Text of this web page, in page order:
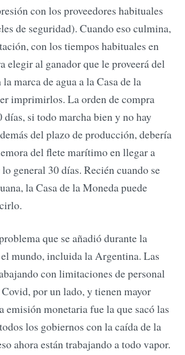
con los proveedores habituales
de seguridad). Cuando eso culmina,
con los tiempos habituales en
elegir al ganador que le proveerá del
marca de agua a la Casa de la
imprimirlos. La orden de compra
si todo marcha bien y no hay
del plazo de producción, debería
del flete marítimo en llegar a
general 30 días. Recién cuando se
la Casa de la Moneda puede
que se añadió durante la
mundo, incluida la Argentina. Las
con limitaciones de personal
por un lado, y tienen mayor
emisión monetaria fue la que sacó las
los gobiernos con la caída de la
ahora están trabajando a todo vapor.